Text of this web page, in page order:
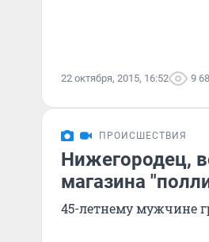
22 октября, 2015, 16:52 9
ПРОИСШЕСТВИЯ
Нижегородец,
магазина
45-летнему мужчине